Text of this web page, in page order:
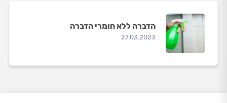
הדברה ללא חומרי הדברה
27.03.2023